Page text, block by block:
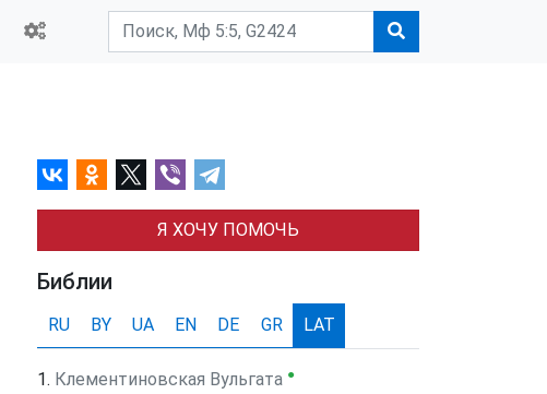
Я ХОЧУ ПОМОЧЬ
Библии
RU BY UA EN DE GR LAT
Клементиновская Вульгата ●